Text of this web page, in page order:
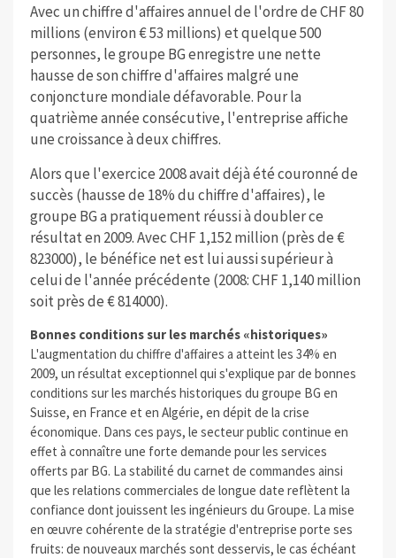
Avec un chiffre d'affaires annuel de l'ordre de CHF 80
millions (environ € 53 millions) et quelque 500
personnes, le groupe BG enregistre une nette
hausse de son chiffre d'affaires malgré une
conjoncture mondiale défavorable. Pour la
quatrième année consécutive, l'entreprise affiche
une croissance à deux chiffres.
Alors que l'exercice 2008 avait déjà été couronné de
succès (hausse de 18% du chiffre d'affaires), le
groupe BG a pratiquement réussi à doubler ce
résultat en 2009. Avec CHF 1,152 million (près de €
823000), le bénéfice net est lui aussi supérieur à
celui de l'année précédente (2008: CHF 1,140 million
soit près de € 814000).
Bonnes conditions sur les marchés «historiques»
L'augmentation du chiffre d'affaires a atteint les 34% en
2009, un résultat exceptionnel qui s'explique par de bonnes
conditions sur les marchés historiques du groupe BG en
Suisse, en France et en Algérie, en dépit de la crise
économique. Dans ces pays, le secteur public continue en
effet à connaître une forte demande pour les services
offerts par BG. La stabilité du carnet de commandes ainsi
que les relations commerciales de longue date reflètent la
confiance dont jouissent les ingénieurs du Groupe. La mise
en œuvre cohérente de la stratégie d'entreprise porte ses
fruits: de nouveaux marchés sont desservis, le cas échéant